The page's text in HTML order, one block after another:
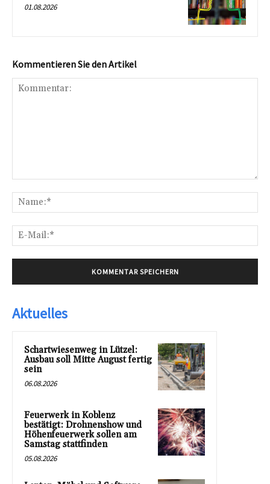
01.08.2026
Kommentieren Sie den Artikel
Aktuelles
Schartwiesenweg in Lützel:
Ausbau soll Mitte August fertig
sein
06.08.2026
Feuerwerk in Koblenz
bestätigt: Drohnenshow und
Höhenfeuerwerk sollen am
Samstag stattfinden
05.08.2026